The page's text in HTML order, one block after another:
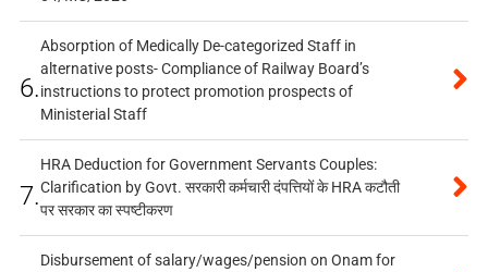
6.
Absorption of Medically De-categorized Staff in
alternative posts- Compliance of Railway Board’s
instructions to protect promotion prospects of
Ministerial Staff
7.
HRA Deduction for Government Servants Couples:
Clarification by Govt. सरकारी कर्मचारी दंपत्तियों के HRA कटौती
पर सरकार का स्पष्टीकरण
Disbursement of salary/wages/pension on Onam for